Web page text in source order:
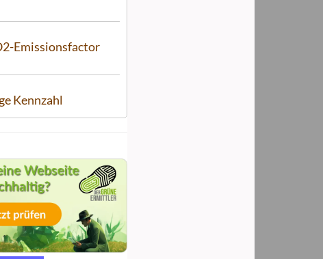
Emissionsfactor
Kennzahl